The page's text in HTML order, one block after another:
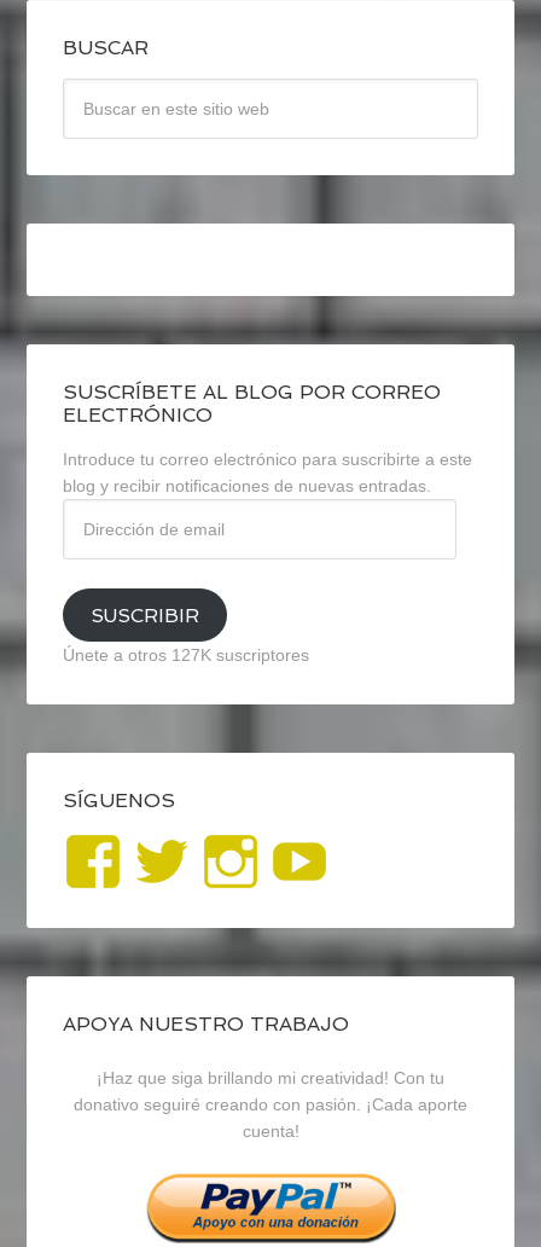
BUSCAR
SUSCRÍBETE AL BLOG POR CORREO
ELECTRÓNICO
Introduce tu correo electrónico para suscribirte a este
blog y recibir notificaciones de nuevas entradas.
email
SUSCRIBIR
Únete a otros 127K suscriptores
SÍGUENOS
Ver
perfil
de
blogrecursosep
en
Facebook
Ver
perfil
de
recursosep
en
Twitter
Ver
perfil
de
recursosep
en
Instagram
APOYA NUESTRO TRABAJO
¡Haz que siga brillando mi creatividad! Con tu
donativo seguiré creando con pasión. ¡Cada aporte
cuenta!